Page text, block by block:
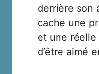
derrière son
cache une
et une réelle
d’être aimé